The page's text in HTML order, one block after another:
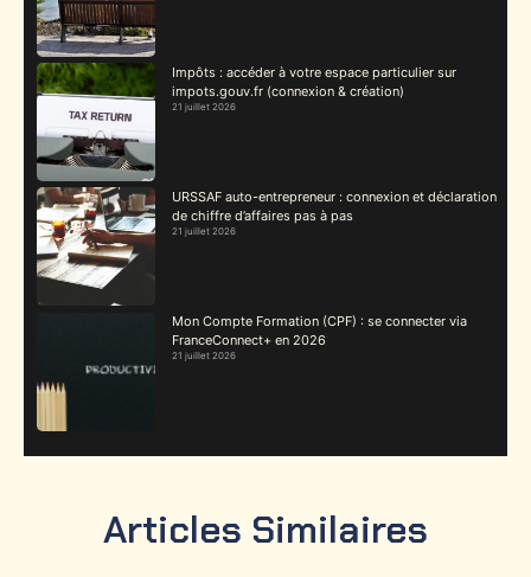
Impôts : accéder à votre espace particulier sur
impots.gouv.fr (connexion & création)
21 juillet 2026
URSSAF auto-entrepreneur : connexion et déclaration
de chiffre d’affaires pas à pas
21 juillet 2026
Mon Compte Formation (CPF) : se connecter via
FranceConnect+ en 2026
21 juillet 2026
Articles Similaires